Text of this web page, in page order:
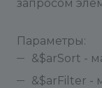
запросом
Параметры:
&$arSort -
&$arFilter -